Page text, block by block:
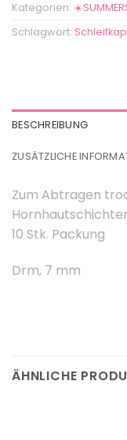
Kategorien:
Schlagwort:
BESCHREIBUNG
ZUSÄTZLICHE
Zum Abtragen
10 Stk. Packung
Drm, 7 mm
ÄHNLICHE